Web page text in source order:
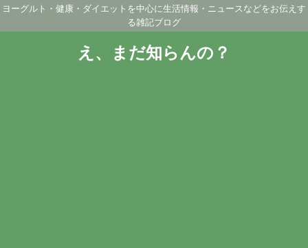
ヨーグルト・健康・ダイエットを中心に生活情報・ニュースなどをお伝えす
る雑記ブログ
え、まだ知らんの？